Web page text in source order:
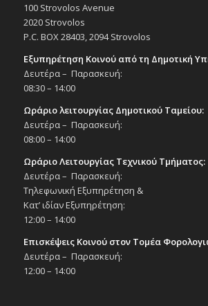
100 Strovolos Avenue
2020 Strovolos
P.C. BOX 28403, 2094 Strovolos
Εξυπηρέτηση Κοινού από τη Δημοτική
Δευτέρα – Παρασκευή:
08:30 – 14:00
Ωράριο λειτουργίας Δημοτικού Ταμείου:
Δευτέρα – Παρασκευή:
08:00 – 14:00
Ωράριο Λειτουργίας Τεχνικού Τμήματος:
Δευτέρα – Παρασκευή:
Τηλεφωνική Εξυπηρέτηση &
Κατ’ ιδίαν Εξυπηρέτηση:
12:00 – 14:00
Επισκέψεις Κοινού στον Τομέα
Δευτέρα – Παρασκευή:
12:00 – 14:00